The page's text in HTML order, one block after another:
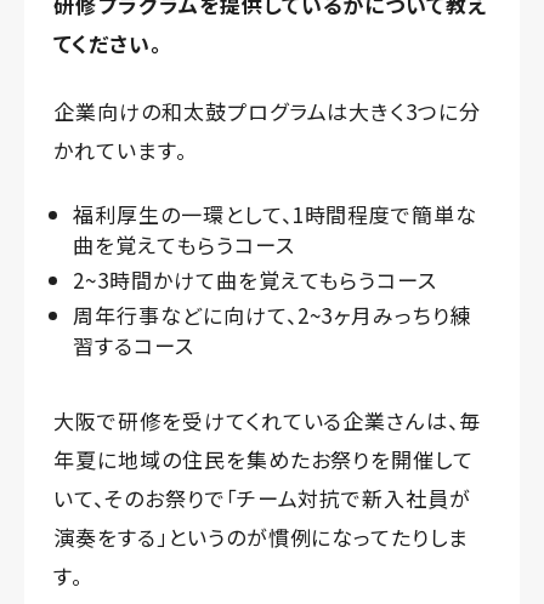
てください。
企業向けの和太鼓プログラムは大きく3つに分
かれています。
福利厚生の一環として、1時間程度で簡単な
曲を覚えてもらうコース
2~3時間かけて曲を覚えてもらうコース
周年行事などに向けて、2~3ヶ月みっちり練
習するコース
大阪で研修を受けてくれている企業さんは、毎
年夏に地域の住民を集めたお祭りを開催して
いて、そのお祭りで「チーム対抗で新入社員が
演奏をする」というのが慣例になってたりしま
す。